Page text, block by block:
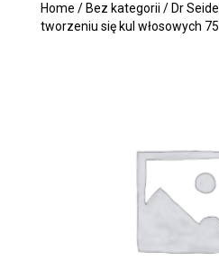
Home / Bez kategorii / Dr
tworzeniu się kul włosowych 75